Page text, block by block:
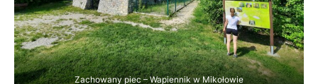
Zachowany piec – Wapiennik w Mikołowie